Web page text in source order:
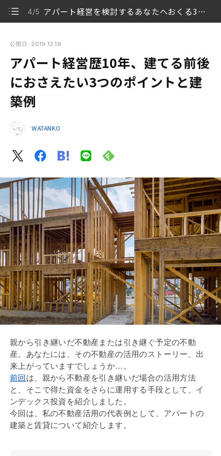
4/5 アパート経営を検討するあなたへおくる3つのアドバイス
と建築例
1/5 アパート経営を決めた3つの理由
2/5 アパートの建築にあたって凝らした工夫
アパート経営を検討するあなたへおくる3つのアドバ
公開日: 2019.12.19
アパート経営歴10年、建てる前後
におさえたい3つのポイントと建
築例
WATANKO
親から引き継いだ不動産または引き継ぐ予定の不動
産。あなたには、その不動産の活用のストーリー、出
来上がっていますでしょうか…。
前回 は、親から不動産を引き継いだ場合の活用方法
と、そこで得た資金をさらに運用する手段として、イ
ンデックス投資を紹介しました。
今回は、私の不動産活用の代表例として、アパートの
建築と賃貸について紹介します。